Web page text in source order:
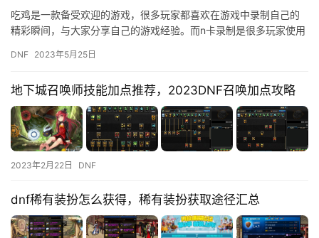
吃鸡是一款备受欢迎的游戏，很多玩家都喜欢在游戏中录制自己的
精彩瞬间，与大家分享自己的游戏经验。而n卡录制是很多玩家使用
就…
DNF 2023年5月25日
地下城召唤师技能加点推荐，2023DNF召唤加点攻略
2023年2月22日 DNF
dnf稀有装扮怎么获得，稀有装扮获取途径汇总